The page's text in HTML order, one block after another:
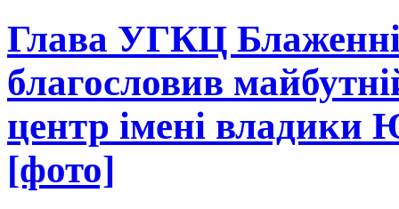
Глава УГКЦ
благословив
центр імені владики
[фото]